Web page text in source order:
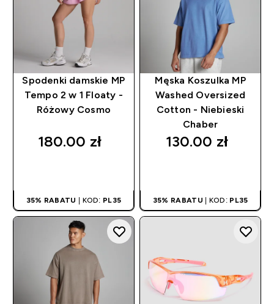
Spodenki damskie MP
Tempo 2 w 1 Floaty -
Różowy Cosmo
180.00 zł‎
35% RABATU | KOD: PL35
Męska Koszulka MP
Washed Oversized
Cotton - Niebieski
Chaber
130.00 zł‎
35% RABATU | KOD: PL35